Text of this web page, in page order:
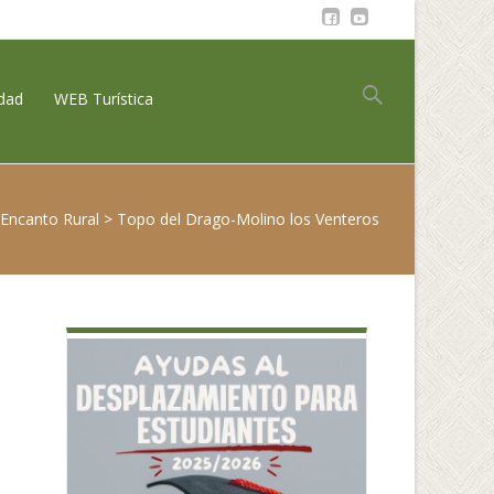
WEB Turística
Buscar:
Rural > Topo del Drago-Molino los Venteros